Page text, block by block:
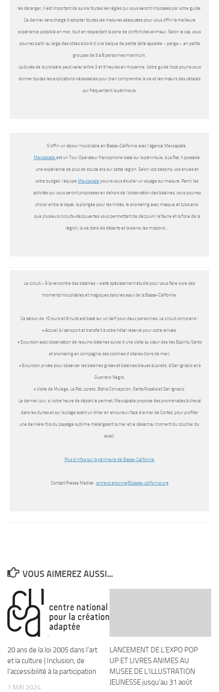
les déranger, il est important de suivre toutes les règles qui vous seront imposées par votre guide.
Ce dernier sera chargé d’adopter toutes les mesures adéquates pour vous offrir la meilleure
expérience possible en mer, tout en respectant la zone de confort des animaux. Selon le cas, vous
pourrez partir au large des côtes à bord d’une barque de petite taille appelée « panga », en petits
groupes de 5 à 8 personnes maximum.
La durée de la croisière peut varier entre 3 et 5 heures en moyenne. Votre guide local pourra vous
donner toutes les explications nécessaires pour bien comprendre la vie et les mœurs des cétacés
qui fréquentent la péninsule.
S’offrir un séjour inoubliable en Basse-Californie avec l’agence Mexcapade.
Mexcapade est un Tour Opérateur francophone basé sur la péninsule, à La Paz. Il possède
une expérience de plus de douze ans sur cette région. Selon vos besoins, vos envies et
votre budget, l’équipe Mexcapade pourra vous étudier un voyage sur mesure. Parmi les
activités qui vous seront proposées en dehors de l’observation des baleines, vous pourrez
choisir entre le kayak, la plongée pour les initiés, le snorkeling avec masque et tuba ainsi
que plusieurs circuits-découvertes vous permettant de découvrir la faune et la flore de la
région, la vie dans les déserts et la sierra, les missions…
Le circuit « À la rencontre des baleines » a été spécialement étudié pour vous faire vivre des
moments inoubliables et magiques dans les eaux de la Basse-Californie.
Ce séjour de 10 jours et 9 nuits est basé sur un tarif pour deux personnes. Le circuit comprend :
• Accueil à l’aéroport et transfert à votre hôtel réservé pour votre arrivée.
• Excursion avec observation de requins-baleines suivie d’une visite au cœur des Iles Espiritu Santo
et snorkeling en compagnie des colonies d’otaries (lions de mer).
• Excursion privée pour observer les baleines grises et baleines bleues à Loreto, à San Ignacio et à
Guerrero Negro.
• Visite de Mulege, La Paz, Loreto, Bahía Concepción, Santa Rosalía et San Ignacio.
Le dernier jour, si votre heure de départ le permet, Mexcapade propose des promenades à cheval
dans les dunes et sur la plage avant un dîner en amoureux face à la mer de Cortez, pour profiter
une dernière fois du paysage sublime mélangeant la mer et le désert au moment du coucher du
soleil.
Plus d’infos sur la péninsule de Basse-Californie.
Contact Presse Medias : armand.arbonne@basse-californie.org
VOUS AIMEREZ AUSSI...
20 ans de la loi 2005 dans l’art
et la culture | Inclusion, de
l’accessibilité à la participation
1 MAI 2024
LANCEMENT DE L’EXPO POP
UP ET LIVRES ANIMES AU
MUSEE DE L’ILLUSTRATION
JEUNESSE jusqu’au 31 août